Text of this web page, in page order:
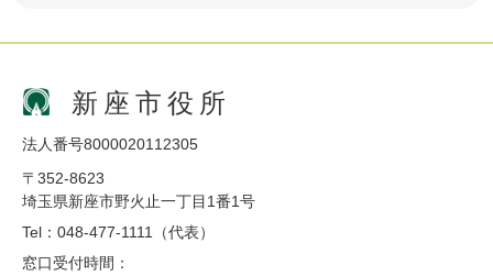
新座市役所
法人番号8000020112305
〒352-8623
埼玉県新座市野火止一丁目1番1号
Tel：048-477-1111（代表）
窓口受付時間：